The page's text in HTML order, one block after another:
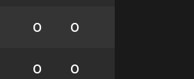
0 0
0 0